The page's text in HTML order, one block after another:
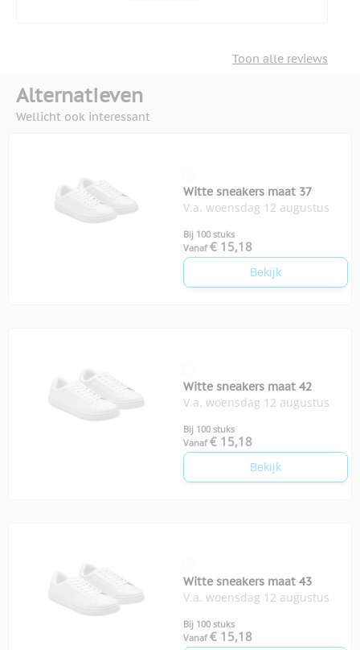
Toon alle reviews
Alternatieven
Wellicht ook interessant
Witte sneakers maat 37
V.a. woensdag 12 augustus
Bij 100 stuks
Vanaf € 15,18
Bekijk
Witte sneakers maat 42
V.a. woensdag 12 augustus
Bij 100 stuks
Vanaf € 15,18
Bekijk
Witte sneakers maat 43
V.a. woensdag 12 augustus
Bij 100 stuks
Vanaf € 15,18